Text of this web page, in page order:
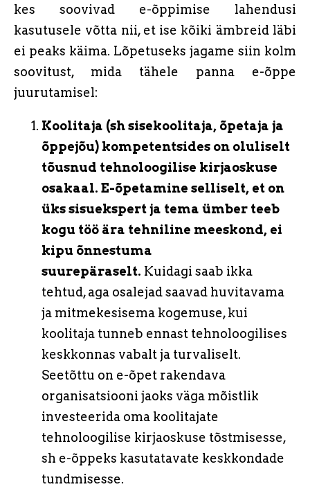
kes soovivad e-õppimise lahendusi
kasutusele võtta nii, et ise kõiki ämbreid läbi
ei peaks käima. Lõpetuseks jagame siin kolm
soovitust, mida tähele panna e-õppe
juurutamisel:
Koolitaja (sh sisekoolitaja, õpetaja ja
õppejõu) kompetentsides on oluliselt
tõusnud tehnoloogilise kirjaoskuse
osakaal. E-õpetamine selliselt, et on
üks sisuekspert ja tema ümber teeb
kogu töö ära tehniline meeskond, ei
kipu õnnestuma
suurepäraselt. Kuidagi saab ikka
tehtud, aga osalejad saavad huvitavama
ja mitmekesisema kogemuse, kui
koolitaja tunneb ennast tehnoloogilises
keskkonnas vabalt ja turvaliselt.
Seetõttu on e-õpet rakendava
organisatsiooni jaoks väga mõistlik
investeerida oma koolitajate
tehnoloogilise kirjaoskuse tõstmisesse,
sh e-õppeks kasutatavate keskkondade
tundmisesse.